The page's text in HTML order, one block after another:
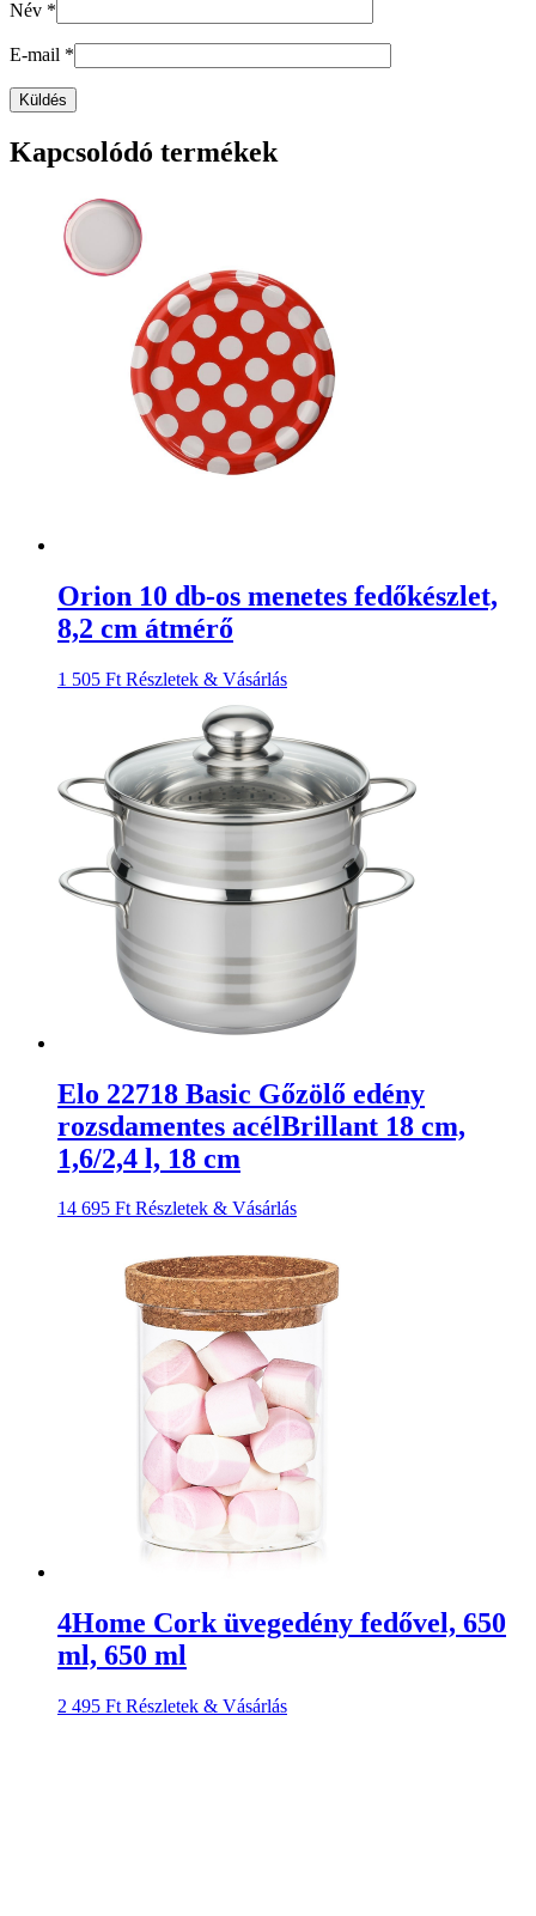
Név *
E-mail *
Kapcsolódó termékek
Orion 10 db-os menetes fedőkészlet,
8,2 cm átmérő
1 505 Ft Részletek & Vásárlás
Elo 22718 Basic Gőzölő edény
rozsdamentes acélBrillant 18 cm,
1,6/2,4 l, 18 cm
14 695 Ft Részletek & Vásárlás
4Home Cork üvegedény fedővel, 650
ml, 650 ml
2 495 Ft Részletek & Vásárlás